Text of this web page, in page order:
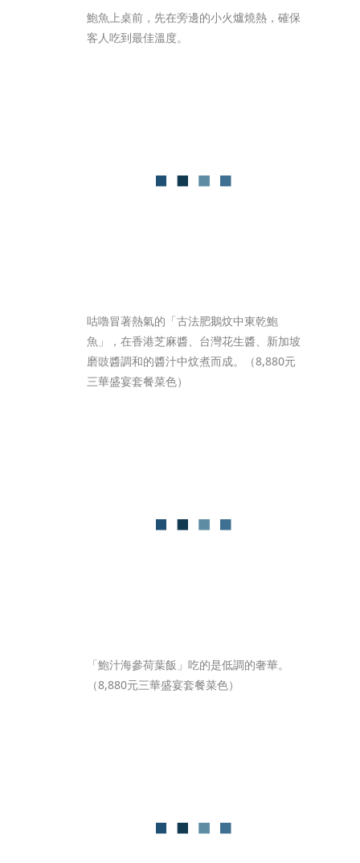
鮑魚上桌前，先在旁邊的小火爐燒熱，確保
客人吃到最佳溫度。
咕嚕冒著熱氣的「古法肥鵝炆中東乾鮑
魚」，在香港芝麻醬、台灣花生醬、新加坡
磨豉醬調和的醬汁中炆煮而成。（8,880元
三華盛宴套餐菜色）
「鮑汁海參荷葉飯」吃的是低調的奢華。
（8,880元三華盛宴套餐菜色）